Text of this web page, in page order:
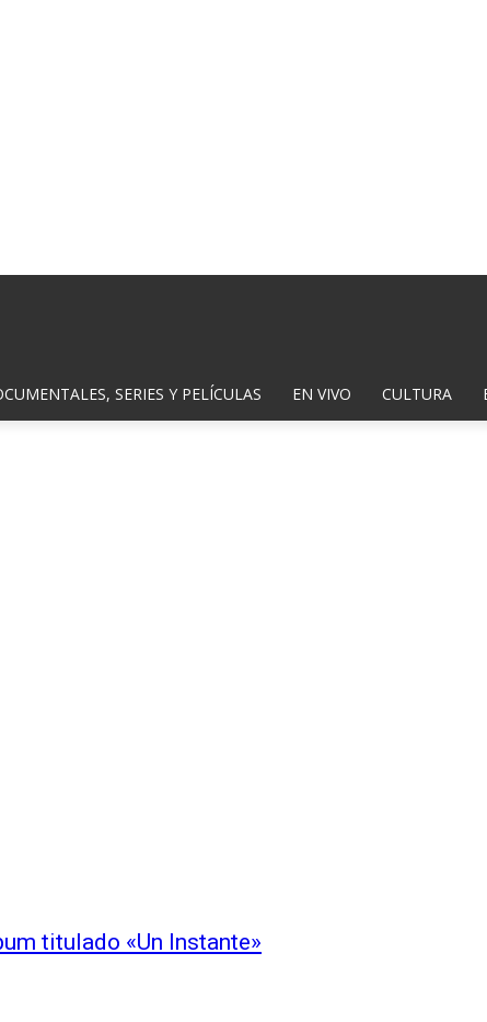
SERIES Y PELÍCULAS EN VIVO CULTURA
titulado «Un Instante»